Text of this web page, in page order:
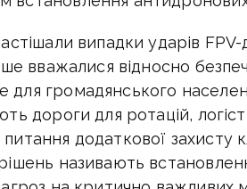
випадки ударів
вважалися відносно
громадянського
дороги для ротацій,
додаткової захисту
називають